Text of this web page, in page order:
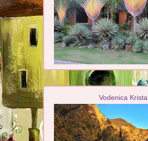
Vodenica